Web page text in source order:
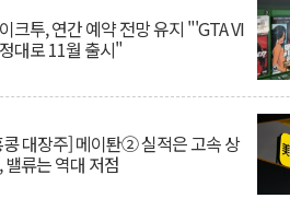
크투, 연간 예약 전망 유지 "'GTA VI
대로 11월 출시"
대장주] 메이퇀② 실적은 고속 상
밸류는 역대 저점